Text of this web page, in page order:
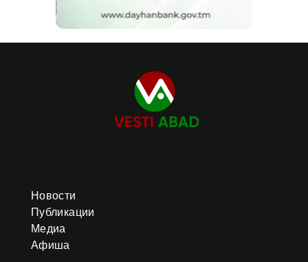
Новости
Публикации
Медиа
Афиша